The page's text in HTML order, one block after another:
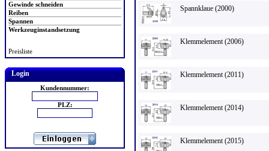
Gewinde schneiden
Reiben
Spannen
Werkzeuginstandsetzung
Preisliste
Login
Kundennummer:
PLZ:
Spannklaue (2000)
Klemmelement (2006)
Klemmelement (2011)
Klemmelement (2014)
Klemmelement (2015)